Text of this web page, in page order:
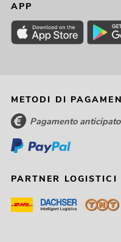
APP
METODI DI
Pagamento anticipato
PARTNER LOGISTICI